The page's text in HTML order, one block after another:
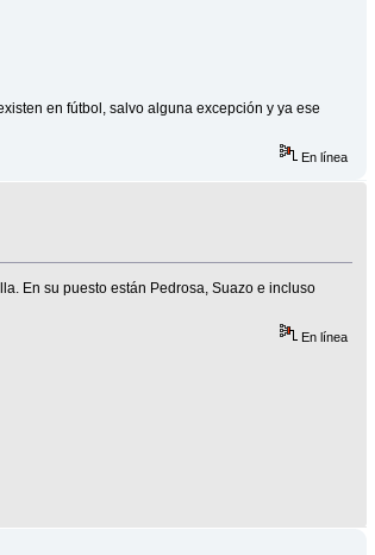
en fútbol, salvo alguna excepción y ya ese
En línea
En su puesto están Pedrosa, Suazo e incluso
En línea